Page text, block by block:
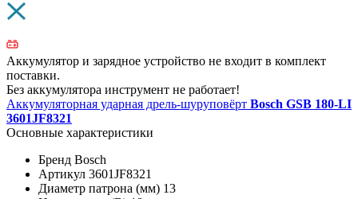
Аккумулятор и зарядное устройство не входит в комплект
поставки.
Без аккумулятора инструмент не работает!
Аккумуляторная ударная дрель-шуруповёрт Bosch GSB 180-LI
3601JF8321
Основные характеристики
Бренд Bosch
Артикул 3601JF8321
Диаметр патрона (мм) 13